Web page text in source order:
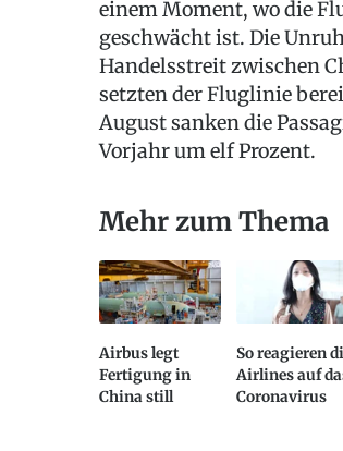
einem Moment, wo die
geschwächt ist. Die
Handelsstreit zwischen
setzten der Fluglinie
August sanken die
Vorjahr um elf Prozent.
Mehr zum Thema
Airbus legt
Fertigung in
China still
So reagieren
Airlines auf
Coronavirus